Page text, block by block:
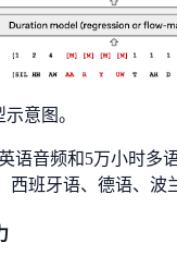
意图。
语音频和5万小时多
西班牙语、德语、波